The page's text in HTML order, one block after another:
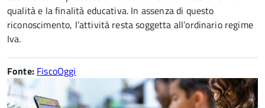
qualità e la finalità educativa. In assenza di questo
riconoscimento, l’attività resta soggetta all’ordinario regime
Iva.
Fonte: FiscoOggi